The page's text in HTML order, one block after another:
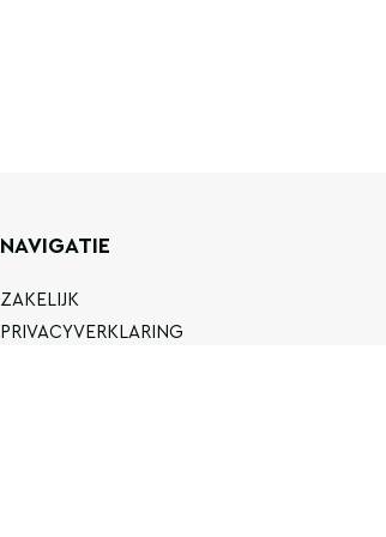
NAVIGATIE
ZAKELIJK
PRIVACYVERKLARING